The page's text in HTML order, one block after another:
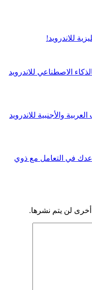
بالذكاء الاصطناعي للاندرويد
العربية والأجنبية للاندرويد
في التعامل مع ذوي
أخرى لن يتم نشرها.